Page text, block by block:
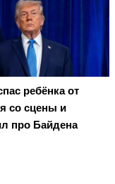
ребёнка от
со сцены и
про Байдена